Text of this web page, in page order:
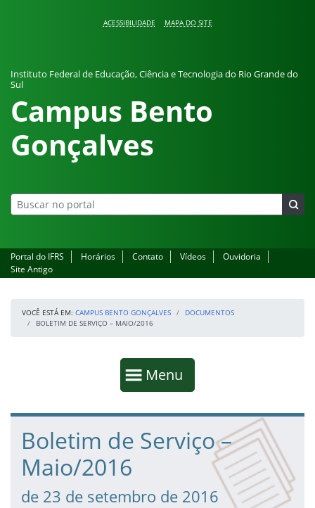
ACESSIBILIDADE MAPA DO SITE
Instituto Federal de Educação, Ciência e Tecnologia do Rio Grande do
Sul
Campus Bento
Gonçalves
Portal do IFRS Horários Contato Vídeos
Ouvidoria
Site Antigo
VOCÊ ESTÁ EM: CAMPUS BENTO GONÇALVES
DOCUMENTOS
BOLETIM DE SERVIÇO – MAIO/2016
Mostrar
Menu
Fim da navegação
Início do conteúdo
Boletim de Serviço –
Maio/2016
de 23 de setembro de 2016